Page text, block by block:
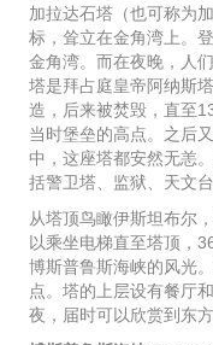
加拉达石塔（也可称为
标，耸立在金角湾上。
金角湾。而在夜晚，人
塔是拜占庭皇帝阿纳斯
造，后来被焚毁，直至
当时堡垒的高点。之后
中，这座塔都安然无恙
括警卫塔、监狱、天文台
从塔顶鸟瞰伊斯坦布尔
以乘坐电梯直至塔顶，
博斯普鲁斯海峡的风光
点。塔的上层设有餐厅
夜，届时可以欣赏到东